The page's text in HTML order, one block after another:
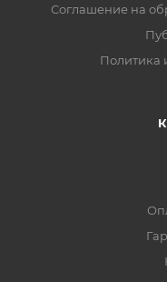
Соглашение на
Политика